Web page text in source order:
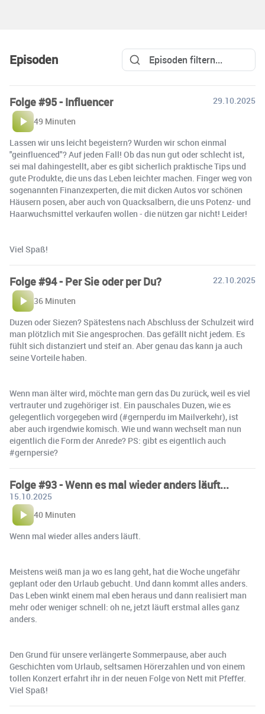
Episoden
Folge #95 - Influencer
29.10.2025
49 Minuten
Lassen wir uns leicht begeistern? Wurden wir schon einmal
"geinfluenced"? Auf jeden Fall! Ob das nun gut oder schlecht ist,
sei mal dahingestellt, aber es gibt sicherlich praktische Tips und
gute Produkte, die uns das Leben leichter machen. Finger weg von
sogenannten Finanzexperten, die mit dicken Autos vor schönen
Häusern posen, aber auch von Quacksalbern, die uns Potenz- und
Haarwuchsmittel verkaufen wollen - die nützen gar nicht! Leider!
Viel Spaß!
Folge #94 - Per Sie oder per Du?
22.10.2025
36 Minuten
Duzen oder Siezen? Spätestens nach Abschluss der Schulzeit wird
man plötzlich mit Sie angesprochen. Das gefällt nicht jedem. Es
fühlt sich distanziert und steif an. Aber genau das kann ja auch
seine Vorteile haben.
Wenn man älter wird, möchte man gern das Du zurück, weil es viel
vertrauter und zugehöriger ist. Ein pauschales Duzen, wie es
gelegentlich vorgegeben wird (#gernperdu im Mailverkehr), ist
aber auch irgendwie komisch. Wie und wann wechselt man nun
eigentlich die Form der Anrede? PS: gibt es eigentlich auch
#gernpersie?
Folge #93 - Wenn es mal wieder anders läuft...
15.10.2025
40 Minuten
Wenn mal wieder alles anders läuft.
Meistens weiß man ja wo es lang geht, hat die Woche ungefähr
geplant oder den Urlaub gebucht. Und dann kommt alles anders.
Das Leben winkt einem mal eben heraus und dann realisiert man
mehr oder weniger schnell: oh ne, jetzt läuft erstmal alles ganz
anders.
Den Grund für unsere verlängerte Sommerpause, aber auch
Geschichten vom Urlaub, seltsamen Hörerzahlen und von einem
tollen Konzert erfahrt ihr in der neuen Folge von Nett mit Pfeffer.
Viel Spaß!